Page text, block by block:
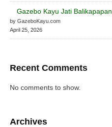
Gazebo Kayu Jati Balikapapan
by GazeboKayu.com
April 25, 2026
Recent Comments
No comments to show.
Archives